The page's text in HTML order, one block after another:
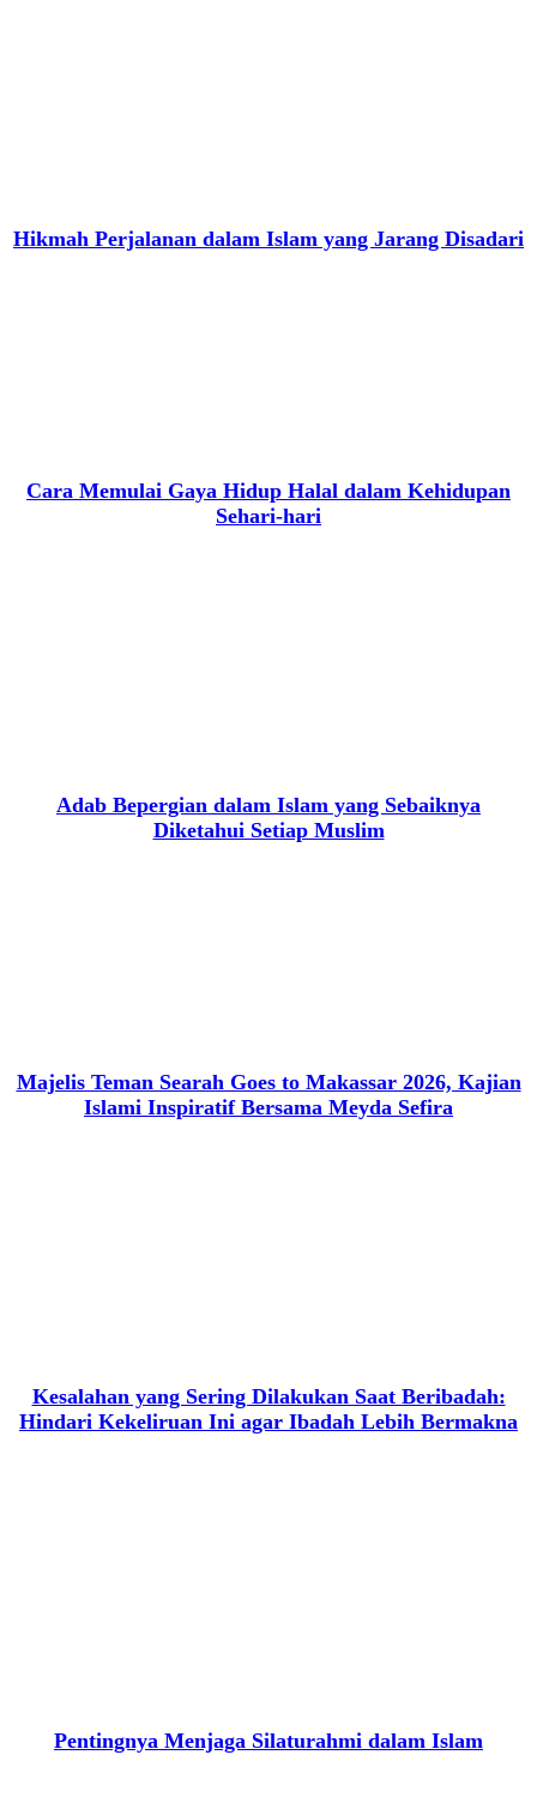
Hikmah Perjalanan dalam Islam yang Jarang Disadari
Cara Memulai Gaya Hidup Halal dalam Kehidupan
Sehari-hari
Adab Bepergian dalam Islam yang Sebaiknya
Diketahui Setiap Muslim
Majelis Teman Searah Goes to Makassar 2026, Kajian
Islami Inspiratif Bersama Meyda Sefira
Kesalahan yang Sering Dilakukan Saat Beribadah:
Hindari Kekeliruan Ini agar Ibadah Lebih Bermakna
Pentingnya Menjaga Silaturahmi dalam Islam